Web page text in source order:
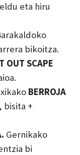
eta hiru
bikoitza.
OUT SCAPE
BERROJA
bisita +
Gernikako
bi